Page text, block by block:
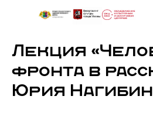
Лекция
фронта в
Юрия